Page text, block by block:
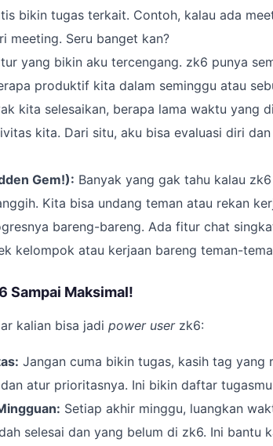
bikin tugas terkait. Contoh, kalau ada
meeting. Seru banget kan?
yang bikin aku tercengang. zk6 punya
produktif kita dalam seminggu atau
kita selesaikan, berapa lama waktu yang
kita. Dari situ, aku bisa evaluasi diri
Gem!): Banyak yang gak tahu kalau
Kita bisa undang teman atau rekan
bareng-bareng. Ada fitur chat
kelompok atau kerjaan bareng teman-
Sampai Maksimal!
kalian bisa jadi power userzk6:
Jangan cuma bikin tugas, kasih tag yang
atur prioritasnya. Ini bikin daftar
Setiap akhir minggu, luangkan
selesai dan yang belum di zk6. Ini bantu